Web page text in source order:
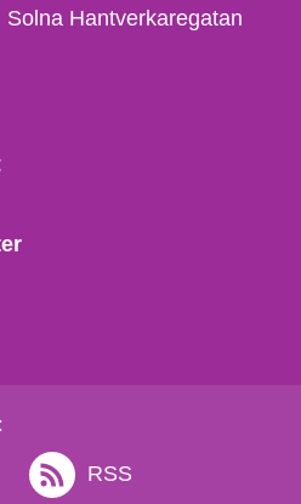
Hantverkaregatan
RSS